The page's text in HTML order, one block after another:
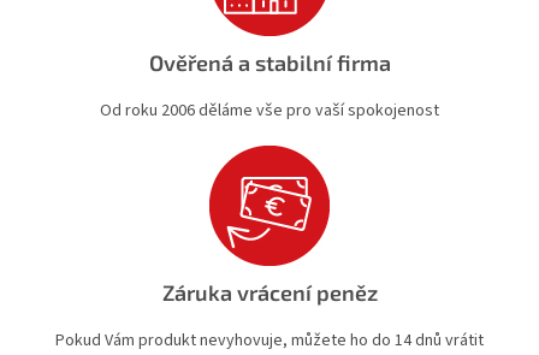
Ověřená a stabilní firma
Od roku 2006 děláme vše pro vaší spokojenost
Záruka vrácení peněz
Pokud Vám produkt nevyhovuje, můžete ho do 14 dnů vrátit